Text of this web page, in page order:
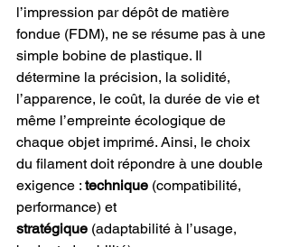
l’impression par dépôt de matière
fondue (FDM), ne se résume pas à une
simple bobine de plastique. Il
détermine la précision, la solidité,
l’apparence, le coût, la durée de vie et
même l’empreinte écologique de
chaque objet imprimé. Ainsi, le choix
du filament doit répondre à une double
exigence : technique (compatibilité,
performance) et
stratégique (adaptabilité à l’usage,